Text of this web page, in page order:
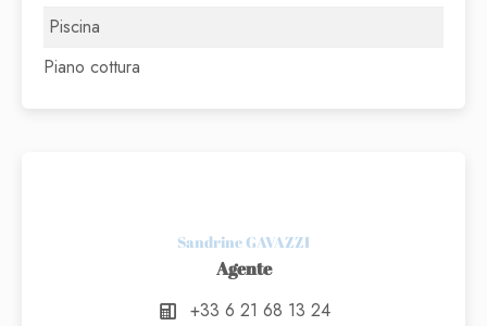
Piscina
Piano cottura
Sandrine GAVAZZI
Agente
+33 6 21 68 13 24